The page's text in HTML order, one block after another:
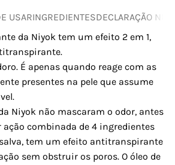
USARINGREDIENTESDECLARAÇÃO
da Niyok tem um efeito 2 em 1,
É apenas quando reage com as
presentes na pele que assume
Niyok não mascaram o odor, antes
combinada de 4 ingredientes
tem um efeito antitranspirante
sem obstruir os poros. O óleo de